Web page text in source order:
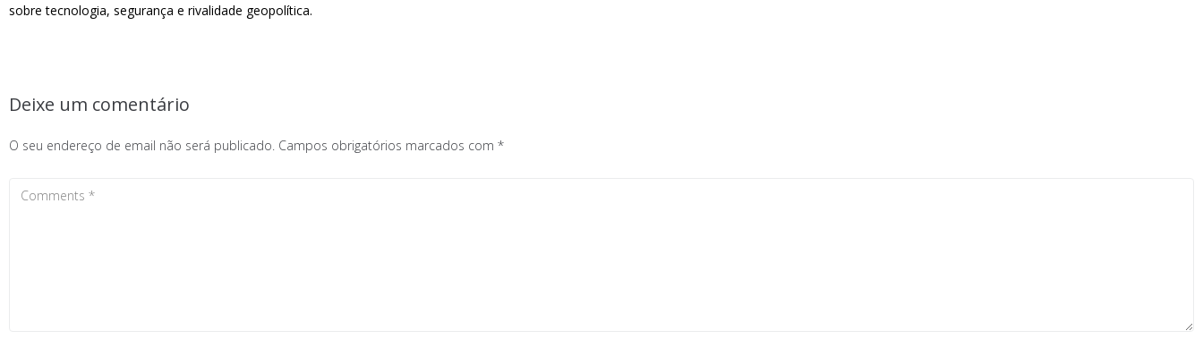
sobre tecnologia, segurança e rivalidade geopolítica.
Deixe um comentário
O seu endereço de email não será publicado. Campos obrigatórios marcados com *